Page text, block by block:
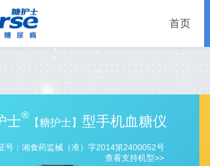
首页
士®
【糖护士】 型手机血糖仪
号：湘食药监械（准）字2014第2400052号
查看支持机型>>